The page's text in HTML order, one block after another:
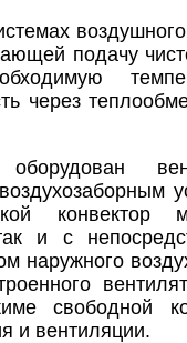
подачу
через
и с
наружного
свободной
и вентиляции.